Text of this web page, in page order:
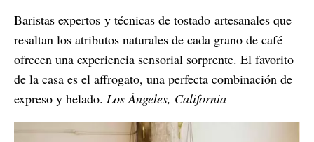
Baristas expertos y técnicas de tostado artesanales que
resaltan los atributos naturales de cada grano de café
ofrecen una experiencia sensorial sorprente. El favorito
de la casa es el affrogato, una perfecta combinación de
expreso y helado. Los Ángeles, California